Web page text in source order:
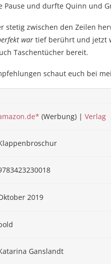
Pause und durfte Quinn und
stetig zwischen den Zeilen
war tief berührt und jetzt
Taschentücher bereit.
schaut euch bei
(Werbung) | Verlag
2019
Ganslandt